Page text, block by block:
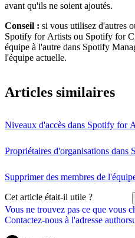
Vous ne trouvez pas ce que vous
Contactez-nous à l'adresse
avant qu'ils ne soient ajoutés.
Conseil : si vous utilisez d'autres
Spotify for Artists ou Spotify for
équipe à l'autre dans Spotify
l'équipe actuelle.
Articles similaires
Niveaux d'accès dans Spotify for
Propriétaires d'organisations dans
Supprimer des membres de
Cet article était-il utile ?